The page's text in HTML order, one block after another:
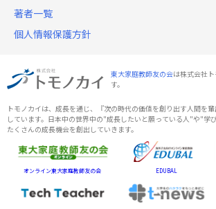
著者一覧
個人情報保護方針
東大家庭教師友の会は株式会社
す。
トモノカイは、成長を通じ、『次の時代の価値を創り出す人間を
しています。日本中の世界中の"成長したいと願っている人"や"学
たくさんの成長機会を創出していきます。
オンライン東大家庭教師友の会 EDUBAL